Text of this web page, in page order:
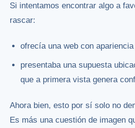
Si intentamos encontrar algo a
rascar:
ofrecía una web con
presentaba una supuesta
que a primera vista genera
Ahora bien, esto por sí solo no
Es más una cuestión de imagen